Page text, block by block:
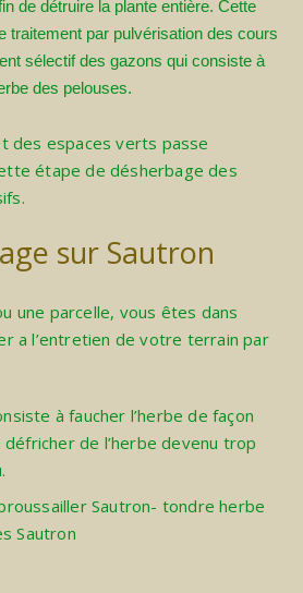
de détruire la plante entière. Cette
traitement par pulvérisation des cours
sélectif des gazons qui consiste à
des pelouses.
des espaces verts passe
étape de désherbage des
sur Sautron
une parcelle, vous êtes dans
a l’entretien de votre terrain par
à faucher l’herbe de façon
de l’herbe devenu trop